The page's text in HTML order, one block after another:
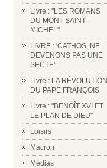
Livre : "LES ROMANS
DU MONT SAINT-
MICHEL"
LIVRE : 'CATHOS, NE
DEVENONS PAS UNE
SECTE'
Livre : LA RÉVOLUTION
DU PAPE FRANÇOIS
Livre : "BENOÎT XVI ET
LE PLAN DE DIEU"
Loisirs
Macron
Médias